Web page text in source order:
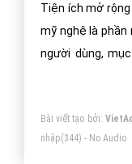
Tiện ích mở
mỹ nghệ là
người dùng,
Bài viết tạo bởi:
nhập(344) - No Audio